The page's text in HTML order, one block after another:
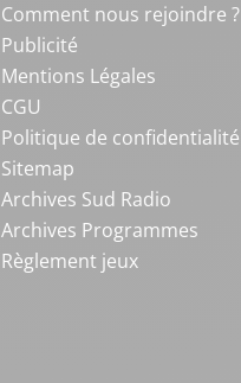
Comment nous rejoindre ?
Publicité
Mentions Légales
CGU
Politique de confidentialité
Sitemap
Archives Sud Radio
Archives Programmes
Règlement jeux